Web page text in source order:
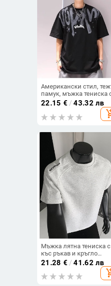
Американски стил,
памук, мъжка тениска
къси ръкави, плюс
размер, лято, хип-хоп
дизайн с големи букви
22.15 € /43.32 лв
Мъжка лятна тениска с
къс ръкав и кръгло
деколте, свободен
цветово блокиран
геометричен принт,
21.28 € /41.62 лв